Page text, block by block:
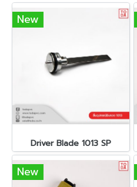
New
Driver Blade 1013 SP
New